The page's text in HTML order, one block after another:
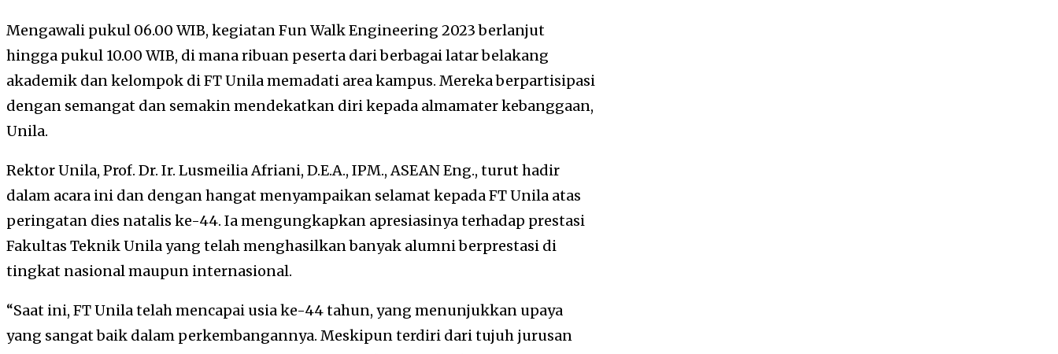
Mengawali pukul 06.00 WIB, kegiatan Fun Walk Engineering 2023 berlanjut
hingga pukul 10.00 WIB, di mana ribuan peserta dari berbagai latar belakang
akademik dan kelompok di FT Unila memadati area kampus. Mereka berpartisipasi
dengan semangat dan semakin mendekatkan diri kepada almamater kebanggaan,
Unila.
Rektor Unila, Prof. Dr. Ir. Lusmeilia Afriani, D.E.A., IPM., ASEAN Eng., turut hadir
dalam acara ini dan dengan hangat menyampaikan selamat kepada FT Unila atas
peringatan dies natalis ke-44. Ia mengungkapkan apresiasinya terhadap prestasi
Fakultas Teknik Unila yang telah menghasilkan banyak alumni berprestasi di
tingkat nasional maupun internasional.
“Saat ini, FT Unila telah mencapai usia ke-44 tahun, yang menunjukkan upaya
yang sangat baik dalam perkembangannya. Meskipun terdiri dari tujuh jurusan